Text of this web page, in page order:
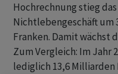
Hochrechnung stieg
Nichtlebengeschäft um
Franken. Damit wächst
Zum Vergleich: Im Jahr
lediglich 13,6 Milliarden